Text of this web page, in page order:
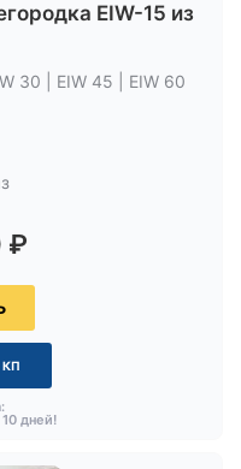
EIW-15 из
30 | EIW 45 | EIW 60
₽
КП
дней!